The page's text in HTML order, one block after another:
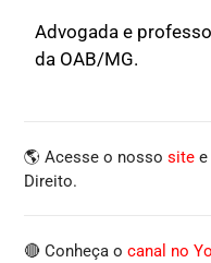
Advogada e
da OAB/MG.
🌎 Acesse o nossosite
Direito.
🔴 Conheça ocanal no